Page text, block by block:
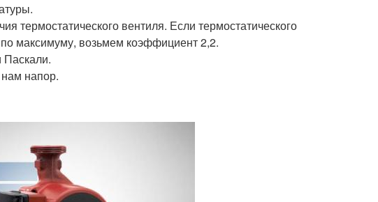
термостатического вентиля. Если термостатического
максимуму, возьмем коэффициент 2,2.
напор.